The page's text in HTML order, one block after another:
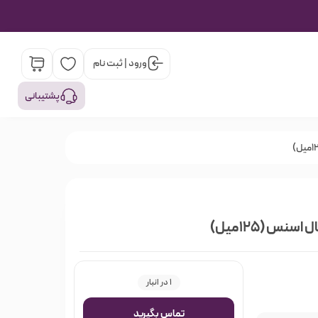
ورود | ثبت نام
پشتیبانی
(125میل)
1 در انبار
تماس بگیرید